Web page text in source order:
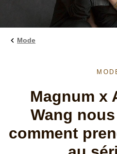
Mode
Magnum x
Wang
comment